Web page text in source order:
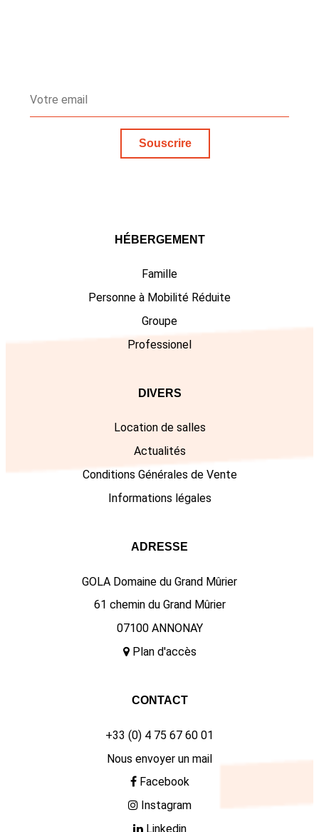
Souscrire
HÉBERGEMENT
Famille
Personne à Mobilité Réduite
Groupe
Professionel
DIVERS
Location de salles
Actualités
Conditions Générales de Vente
Informations légales
ADRESSE
GOLA Domaine du Grand Mûrier
61 chemin du Grand Mûrier
07100 ANNONAY
Plan d'accès
CONTACT
+33 (0) 4 75 67 60 01
Nous envoyer un mail
Facebook
Instagram
Linkedin